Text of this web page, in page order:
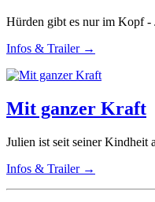
Hürden gibt es nur im Kopf -
Infos & Trailer →
Mit ganzer Kraft
Julien ist seit seiner Kindheit
Infos & Trailer →